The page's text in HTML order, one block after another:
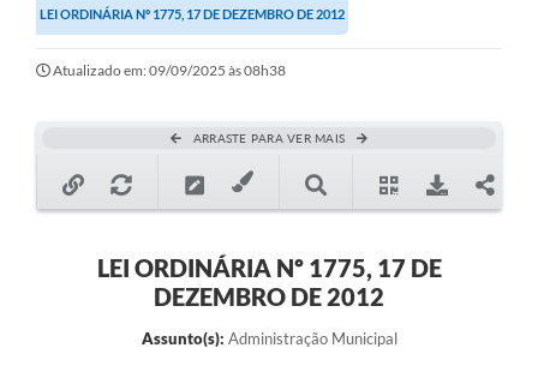
Editais
Covid-19 / Vacinação
Secretarias
A Prefeitura
LEI ORDINÁRIA Nº 1775, 17 DE DEZEMBRO DE 2012
Atualizado em: 09/09/2025 às 08h38
ARRASTE PARA VER MAIS
LEI ORDINÁRIA Nº 1775, 17 DE
DEZEMBRO DE 2012
Assunto(s): Administração Municipal